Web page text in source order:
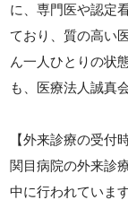
に、専門医や認定
ており、質の高い
ん一人ひとりの状
も、医療法人誠真
【外来診療の受付
関目病院の外来診
中に行われていま